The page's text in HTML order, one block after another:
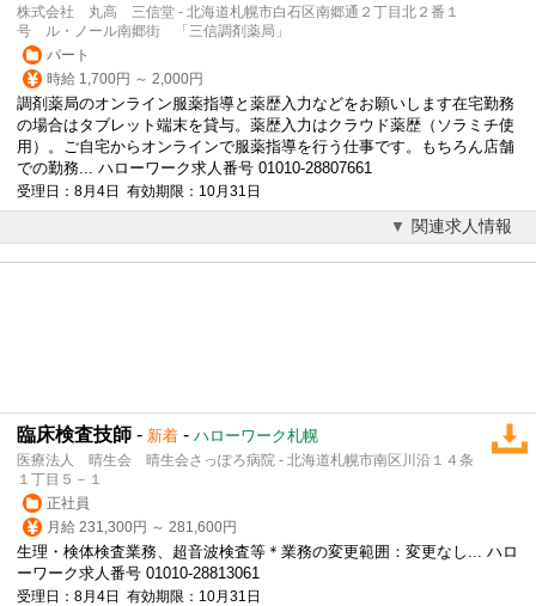
株式会社 丸高 三信堂 - 北海道札幌市白石区南郷通２丁目北２番１
号 ル・ノール南郷街 「三信調剤薬局」
パート
時給 1,700円 ～ 2,000円
調剤薬局のオンライン服薬指導と薬歴入力などをお願いします在宅勤務
の場合はタブレット端末を貸与。薬歴入力はクラウド薬歴（ソラミチ使
用）。ご自宅からオンラインで服薬指導を行う仕事です。もちろん店舗
での勤務... ハローワーク求人番号 01010-28807661
受理日：8月4日 有効期限：10月31日
関連求人情報
臨床検査技師 - 新着 - ハローワーク札幌
医療法人 晴生会 晴生会さっぽろ病院 - 北海道札幌市南区川沿１４条
１丁目５－１
正社員
月給 231,300円 ～ 281,600円
生理・検体検査業務、超音波検査等＊業務の変更範囲：変更なし... ハロ
ーワーク求人番号 01010-28813061
受理日：8月4日 有効期限：10月31日